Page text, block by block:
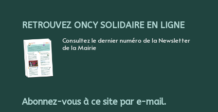
RETROUVEZ ONCY SOLIDAIRE EN LIGNE
Consultez le dernier numéro de la Newsletter
de la Mairie
Abonnez-vous à ce site par e-mail.